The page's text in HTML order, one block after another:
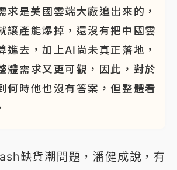
求是美國雲端大廠追出來的，
讓產能爆掉，還沒有把中國雲
進去，加上AI尚未真正落地，
體需求又更可觀，因此，對於
何時他也沒有答案，但整體看
缺貨潮問題，潘健成說，有